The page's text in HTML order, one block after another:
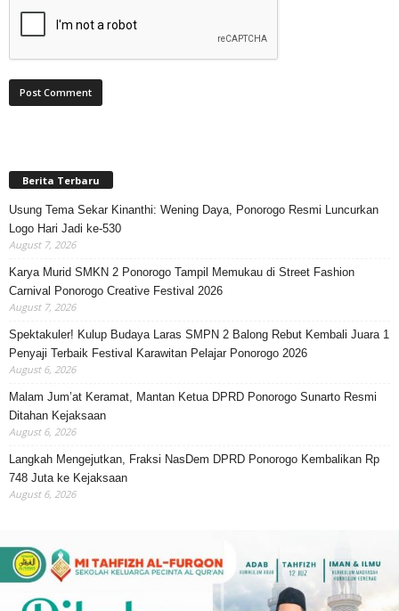
Berita Terbaru
Usung Tema Sekar Kinanthi: Wening Daya, Ponorogo Resmi Luncurkan
Logo Hari Jadi ke-530
August 7, 2026
Karya Murid SMKN 2 Ponorogo Tampil Memukau di Street Fashion
Carnival Ponorogo Creative Festival 2026
August 7, 2026
Spektakuler! Kulup Budaya Laras SMPN 2 Balong Rebut Kembali Juara 1
Penyaji Terbaik Festival Karawitan Pelajar Ponorogo 2026
August 6, 2026
Malam Jum’at Keramat, Mantan Ketua DPRD Ponorogo Sunarto Resmi
Ditahan Kejaksaan
August 6, 2026
Langkah Mengejutkan, Fraksi NasDem DPRD Ponorogo Kembalikan Rp
748 Juta ke Kejaksaan
August 6, 2026